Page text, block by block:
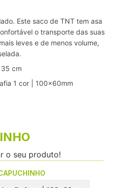
Este saco de TNT tem asa
o transporte das suas
leves e de menos volume,
cm
1 cor | 100x60mm
o seu produto!